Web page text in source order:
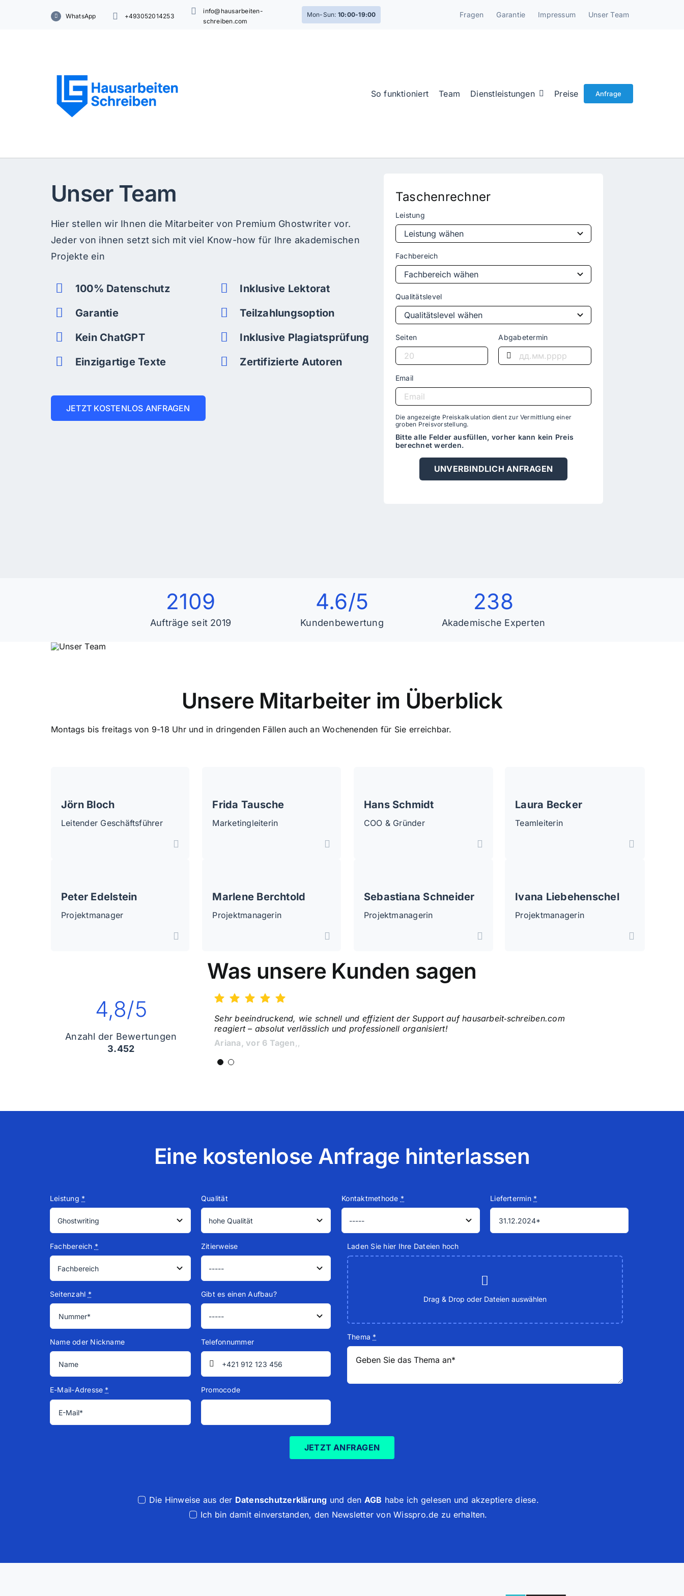
WhatsApp +493052014253
info@hausarbeiten-
schreiben.com
Mon-Sun: 10:00-19:00 Fragen Garantie Impressum Unser Team
So funktioniert Team Dienstleistungen Preise Anfrage
Unser Team
Hier stellen wir Ihnen die Mitarbeiter von Premium Ghostwriter vor.
Jeder von ihnen setzt sich mit viel Know-how für Ihre akademischen
Projekte ein
100% Datenschutz
Garantie
Kein ChatGPT
Einzigartige Texte
Inklusive Lektorat
Teilzahlungsoption
Inklusive Plagiatsprüfung
Zertifizierte Autoren
JETZT KOSTENLOS ANFRAGEN
Taschenrechner
Leistung
Fachbereich
Qualitätslevel
Seiten Abgabetermin
Email
Die angezeigte Preiskalkulation dient zur Vermittlung einer
groben Preisvorstellung.
Bitte alle Felder ausfüllen, vorher kann kein Preis
berechnet werden.
UNVERBINDLICH ANFRAGEN
2109
Aufträge seit 2019
4.6/5
Kundenbewertung
238
Akademische Experten
Unsere Mitarbeiter im Überblick
Montags bis freitags von 9-18 Uhr und in dringenden Fällen auch an Wochenenden für Sie erreichbar.
Jörn Bloch
Leitender Geschäftsführer
Frida Tausche
Marketingleiterin
Hans Schmidt
COO & Gründer
Laura Becker
Teamleiterin
Peter Edelstein
Projektmanager
Marlene Berchtold
Projektmanagerin
Sebastiana Schneider
Projektmanagerin
Ivana Liebehenschel
Projektmanagerin
Was unsere Kunden sagen
4,8/5
Anzahl der Bewertungen
3.452
Sehr beeindruckend, wie schnell und effizient der Support auf hausarbeit‑schreiben.com
reagiert – absolut verlässlich und professionell organisiert!
Ariana, vor 6 Tagen , ,
Transparente Preise, individuelle Betreuung und stressfreie Kommunikation – genau das, was
man bei akademischer Unterstützung erwartet.
Paul, vor 5 Tagen,,
Eine kostenlose Anfrage hinterlassen
Leistung *
Fachbereich *
Seitenzahl *
Name oder Nickname
E-Mail-Adresse *
Qualität
Zitierweise
Gibt es einen Aufbau?
Telefonnummer
Promocode
Kontaktmethode * Liefertermin *
Laden Sie hier Ihre Dateien hoch
Thema *
JETZT ANFRAGEN
Die Hinweise aus der Datenschutzerklärung und den AGB habe ich gelesen und akzeptiere diese.
Ich bin damit einverstanden, den Newsletter von Wisspro.de zu erhalten.